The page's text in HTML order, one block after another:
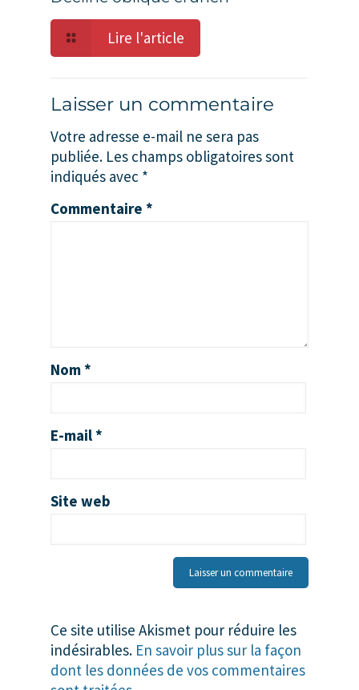
Lire l'article
Laisser un commentaire
Votre adresse e-mail ne sera pas
publiée. Les champs obligatoires sont
indiqués avec *
Commentaire *
Nom *
E-mail *
Site web
Ce site utilise Akismet pour réduire les
indésirables. En savoir plus sur la façon
dont les données de vos commentaires